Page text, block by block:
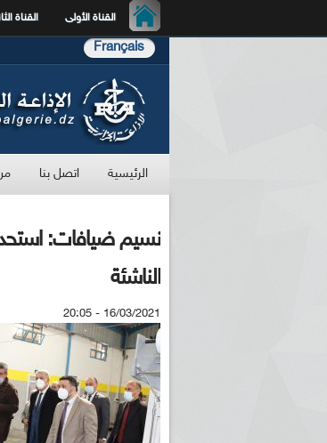
القناة الأولى القناة
Français
الرئيسية اتصل بنا
نسيم ضيافات:
الناشئة
16/03/2021 - 20:05